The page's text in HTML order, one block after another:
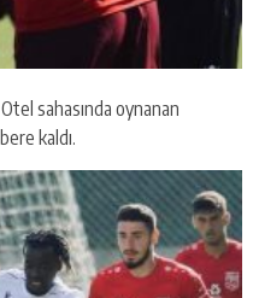
sahasında oynanan
kaldı.